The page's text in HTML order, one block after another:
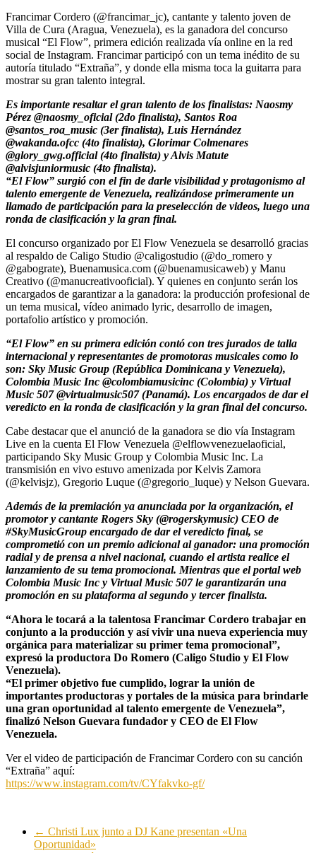
Francimar Cordero (@francimar_jc), cantante y talento joven de
Villa de Cura (Aragua, Venezuela), es la ganadora del concurso
musical “El Flow”, primera edición realizada vía online en la red
social de Instagram. Francimar participó con un tema inédito de su
autoría titulado “Extraña”, y donde ella misma toca la guitarra para
mostrar su gran talento integral.
Es importante resaltar el gran talento de los finalistas: Naosmy
Pérez @naosmy_oficial (2do finalista), Santos Roa
@santos_roa_music (3er finalista), Luis Hernández
@wakanda.ofcc (4to finalista), Glorimar Colmenares
@glory_gwg.official (4to finalista) y Alvis Matute
@alvisjuniormusic (4to finalista).
“El Flow” surgió con el fin de darle visibilidad y protagonismo al
talento emergente de Venezuela, realizándose primeramente un
llamado de participación para la preselección de videos, luego una
ronda de clasificación y la gran final.
El concurso organizado por El Flow Venezuela se desarrolló gracias
al respaldo de Caligo Studio @caligostudio (@do_romero y
@gabograte), Buenamusica.com (@buenamusicaweb) y Manu
Creativo (@manucreativooficial). Y quienes en conjunto serán los
encargados de garantizar a la ganadora: la producción profesional de
un tema musical, vídeo animado lyric, desarrollo de imagen,
portafolio artístico y promoción.
“El Flow” en su primera edición contó con tres jurados de talla
internacional y representantes de promotoras musicales como lo
son: Sky Music Group (República Dominicana y Venezuela),
Colombia Music Inc @colombiamusicinc (Colombia) y Virtual
Music 507 @virtualmusic507 (Panamá). Los encargados de dar el
veredicto en la ronda de clasificación y la gran final del concurso.
Cabe destacar que el anunció de la ganadora se dio vía Instagram
Live en la cuenta El Flow Venezuela @elflowvenezuelaoficial,
participando Sky Music Group y Colombia Music Inc. La
transmisión en vivo estuvo amenizada por Kelvis Zamora
(@kelvisjz), Gregorio Luque (@gregorio_luque) y Nelson Guevara.
Además de la premiación ya anunciada por la organización, el
promotor y cantante Rogers Sky (@rogerskymusic) CEO de
#SkyMusicGroup encargado de dar el veredicto final, se
comprometió con un premio adicional al ganador: una promoción
radial y de prensa a nivel nacional, cuando el artista realice el
lanzamiento de su tema promocional. Mientras que el portal web
Colombia Music Inc y Virtual Music 507 le garantizarán una
promoción en su plataforma al segundo y tercer finalista.
“Ahora le tocará a la talentosa Francimar Cordero trabajar en
conjunto a la producción y así vivir una nueva experiencia muy
orgánica para materializar su primer tema promocional”,
expresó la productora Do Romero (Caligo Studio y El Flow
Venezuela).
“El primer objetivo fue cumplido, lograr la unión de
importantes productoras y portales de la música para brindarle
una gran oportunidad al talento emergente de Venezuela”,
finalizó Nelson Guevara fundador y CEO de El Flow
Venezuela.
Ver el video de participación de Francimar Cordero con su canción
“Extraña” aquí:
https://www.instagram.com/tv/CYfakvko-gf/
← Christi Lux junto a DJ Kane presentan «Una
Oportunidad»